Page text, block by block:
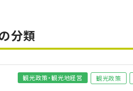
分類
観光政策・観光地経営 観光政策